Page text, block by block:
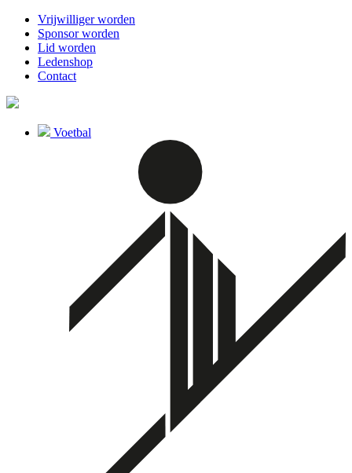
Vrijwilliger worden
Sponsor worden
Lid worden
Ledenshop
Contact
Voetbal